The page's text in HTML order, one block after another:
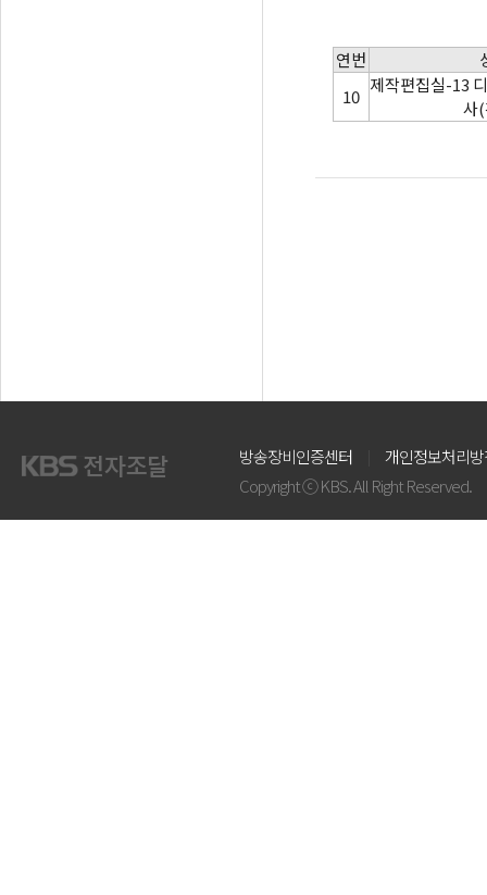
연번
10
제작편집실-13
사
방송장비인증센터
개인정보처리
Copyright ⓒ KBS. All Right Reserved.